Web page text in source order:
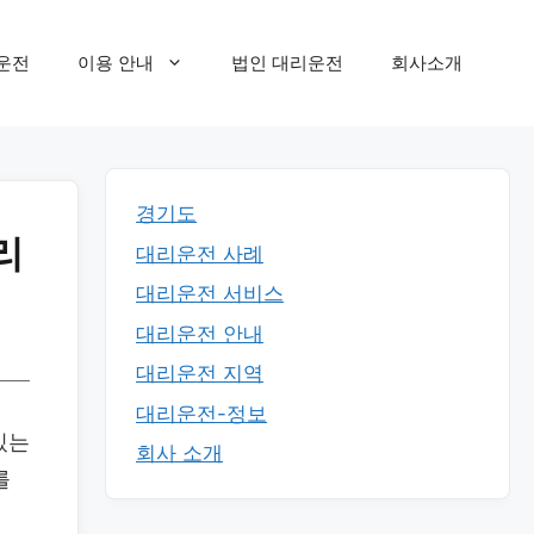
전 이용 안내 법인 대리운전 회사소개
는
경기도
대리운전 사례
대리운전 서비스
대리운전 안내
대리운전 지역
대리운전-정보
회사 소개